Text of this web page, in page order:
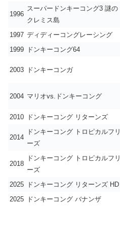
1996
スーパードンキーコング3 謎の
クレミス島
1997 ディディーコングレーシング
1999
ドンキーコング64
2003 ドンキーコンガ
2004 マリオvs.ドンキーコング
2010 ドンキーコング リターンズ
2014
ドンキーコング トロピカルフリ
ーズ
2018
ドンキーコング トロピカルフリ
ーズ
2025 ドンキーコング リターンズ HD
2025
ドンキーコング バナンザ